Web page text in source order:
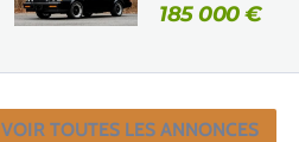
185 000€
VOIR TOUTES LES ANNONCES